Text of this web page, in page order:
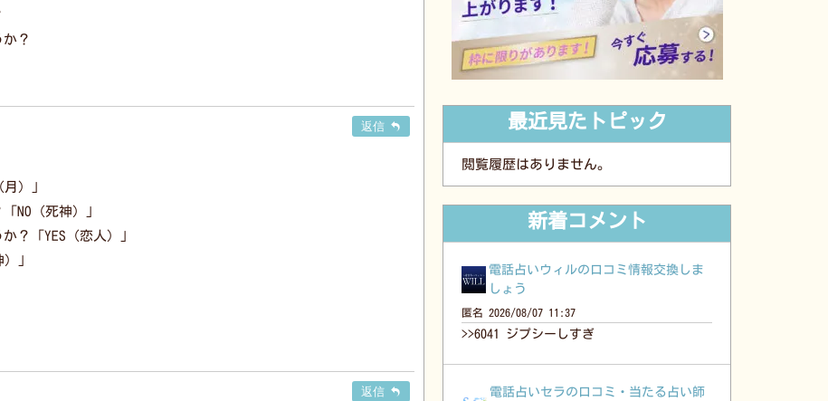
？
返信
）」
NO（死神）」
？「YES（恋人）」
」
返信
最近見たトピック
閲覧履歴はありません。
新着コメント
電話占いウィルの口コミ情報交換しま
しょう
匿名 2026/08/07 11:37
>>6041 ジプシーしすぎ
電話占いセラの口コミ・当たる占い師